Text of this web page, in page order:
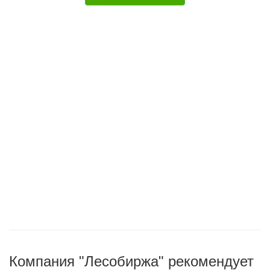
Компания "Лесобиржа" рекомендует